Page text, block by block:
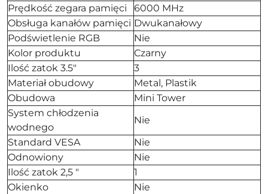
Prędkość zegara pamięci
6000 MHz
Obsługa kanałów pamięci Dwukanałowy
Podświetlenie RGB
Nie
Kolor produktu
Czarny
Ilość zatok 3.5"
3
Materiał obudowy
Metal, Plastik
Obudowa
Mini Tower
System chłodzenia
wodnego
Nie
Standard VESA
Nie
Odnowiony
Nie
Ilość zatok 2,5 "
1
Okienko
Nie